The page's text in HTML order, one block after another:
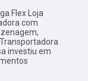
Flex Loja
com
investiu em